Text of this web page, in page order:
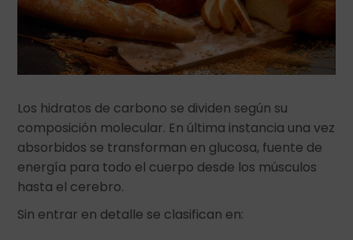
Los hidratos de carbono se dividen según su
composición molecular. En última instancia una vez
absorbidos se transforman en glucosa, fuente de
energía para todo el cuerpo desde los músculos
hasta el cerebro.
Sin entrar en detalle se clasifican en: